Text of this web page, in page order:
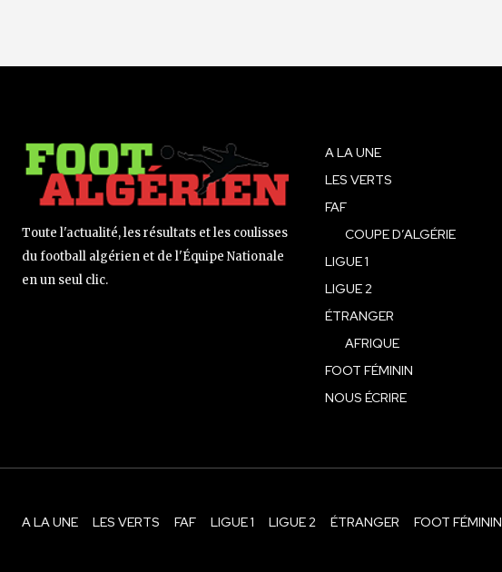
Toute l'actualité, les résultats et les coulisses
du football algérien et de l'Équipe Nationale
en un seul clic.
A LA UNE
LES VERTS
FAF
COUPE D’ALGÉRIE
LIGUE 1
LIGUE 2
ÉTRANGER
AFRIQUE
FOOT FÉMININ
NOUS ÉCRIRE
A LA UNE LES VERTS FAF LIGUE 1 LIGUE 2 ÉTRANGER FOOT FÉMININ